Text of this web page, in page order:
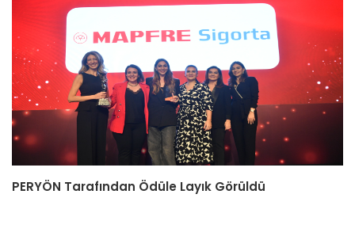
PERYÖN Tarafından Ödüle Layık Görüldü